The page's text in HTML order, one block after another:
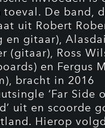
toeval. De band,
uit Robert
en gitaar),
(gitaar), Ross
en Fergus
bracht in 2016
‘Far Side
uit en scoorde
Hierop